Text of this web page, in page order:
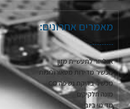
מאמרים אחרונים:
אנלייזר לתעשיית מזון
מכשיר מדידות מטאורולוגיות
מכשיר בדיקת נשיפה CO
מונה חלקיקים
מד מי ביוב